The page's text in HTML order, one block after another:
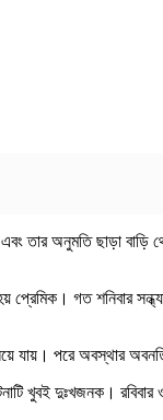
তার অনুমতি ছাড়া
গত শনিবার
পরে অবস্থার
খুবই দুঃখজনক।